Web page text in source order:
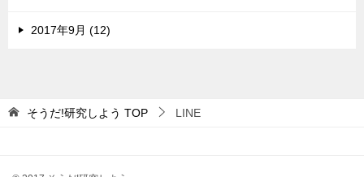
2017年9月 (12)
そうだ!研究しよう TOP LINE